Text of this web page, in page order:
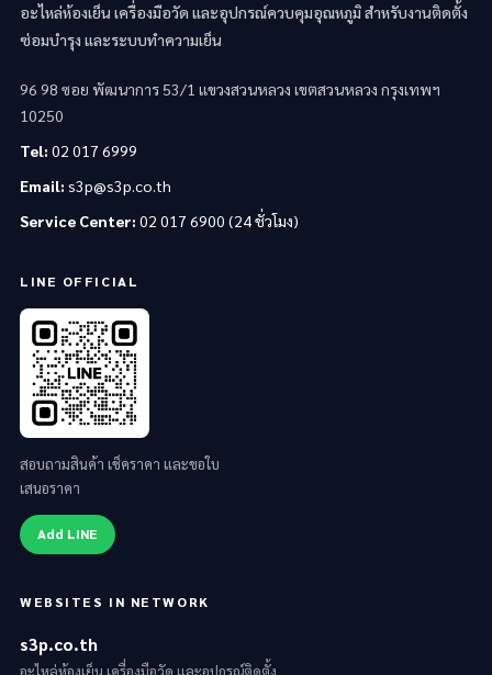
อะไหล่ห้องเย็น เครื่องมือวัด และอุปกรณ์ควบคุมอุณหภูมิ สำหรับงานติดตั้ง
ซ่อมบำรุง และระบบทำความเย็น
96 98 ซอย พัฒนาการ 53/1 แขวงสวนหลวง เขตสวนหลวง กรุงเทพฯ
10250
Tel: 02 017 6999
Email: s3p@s3p.co.th
Service Center: 02 017 6900 (24 ชั่วโมง)
LINE OFFICIAL
สอบถามสินค้า เช็คราคา และขอใบ
เสนอราคา
Add LINE
WEBSITES IN NETWORK
s3p.co.th
อะไหล่ห้องเย็น เครื่องมือวัด และอุปกรณ์ติดตั้ง